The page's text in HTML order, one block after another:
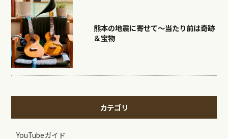
熊本の地震に寄せて〜当たり前は奇跡
＆宝物
カテゴリ
YouTubeガイド